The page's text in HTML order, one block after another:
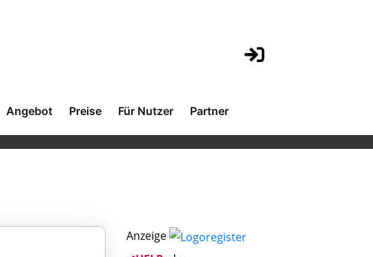
Angebot Preise Für Nutzer Partner
Anzeige